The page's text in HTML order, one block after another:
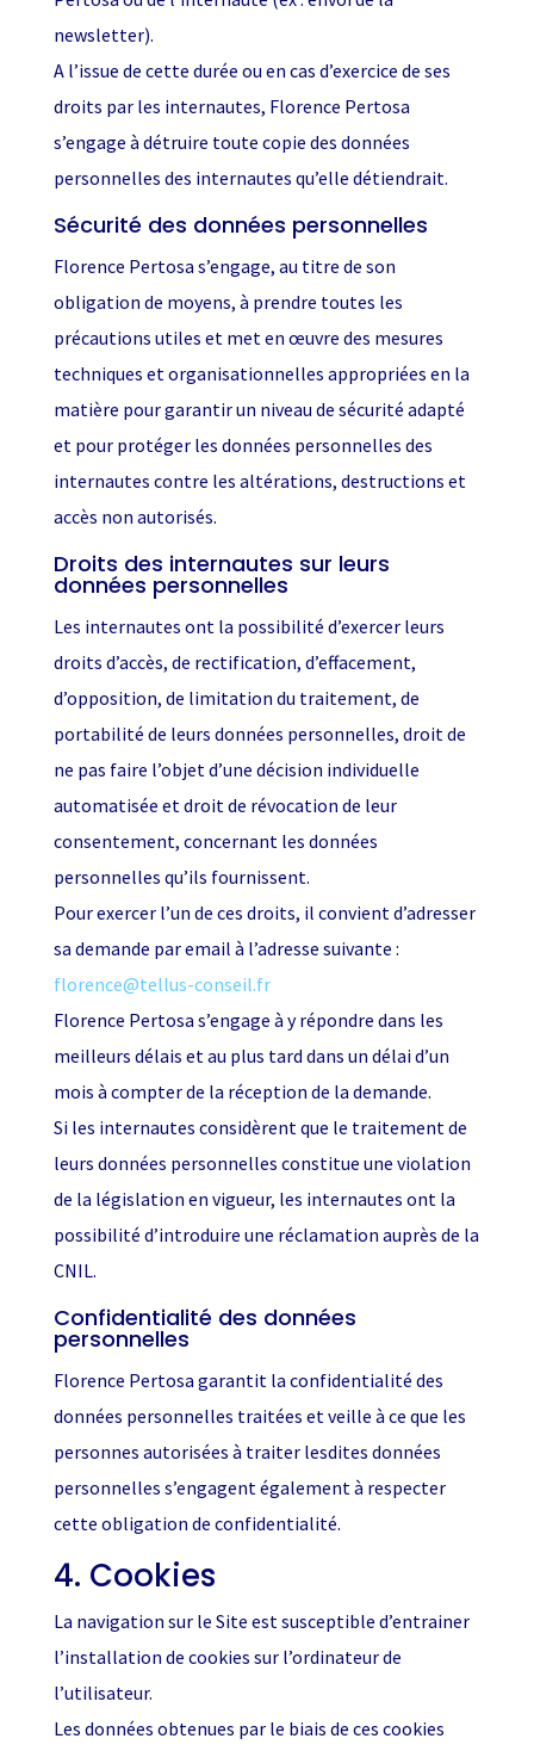
newsletter).
A l’issue de cette durée ou en cas d’exercice de ses
droits par les internautes, Florence Pertosa
s’engage à détruire toute copie des données
personnelles des internautes qu’elle détiendrait.
Sécurité des données personnelles
Florence Pertosa s’engage, au titre de son
obligation de moyens, à prendre toutes les
précautions utiles et met en œuvre des mesures
techniques et organisationnelles appropriées en la
matière pour garantir un niveau de sécurité adapté
et pour protéger les données personnelles des
internautes contre les altérations, destructions et
accès non autorisés.
Droits des internautes sur leurs
données personnelles
Les internautes ont la possibilité d’exercer leurs
droits d’accès, de rectification, d’effacement,
d’opposition, de limitation du traitement, de
portabilité de leurs données personnelles, droit de
ne pas faire l’objet d’une décision individuelle
automatisée et droit de révocation de leur
consentement, concernant les données
personnelles qu’ils fournissent.
Pour exercer l’un de ces droits, il convient d’adresser
sa demande par email à l’adresse suivante :
florence@tellus-conseil.fr
Florence Pertosa s’engage à y répondre dans les
meilleurs délais et au plus tard dans un délai d’un
mois à compter de la réception de la demande.
Si les internautes considèrent que le traitement de
leurs données personnelles constitue une violation
de la législation en vigueur, les internautes ont la
possibilité d’introduire une réclamation auprès de la
CNIL.
Confidentialité des données
personnelles
Florence Pertosa garantit la confidentialité des
données personnelles traitées et veille à ce que les
personnes autorisées à traiter lesdites données
personnelles s’engagent également à respecter
cette obligation de confidentialité.
4. Cookies
La navigation sur le Site est susceptible d’entrainer
l’installation de cookies sur l’ordinateur de
l’utilisateur.
Les données obtenues par le biais de ces cookies